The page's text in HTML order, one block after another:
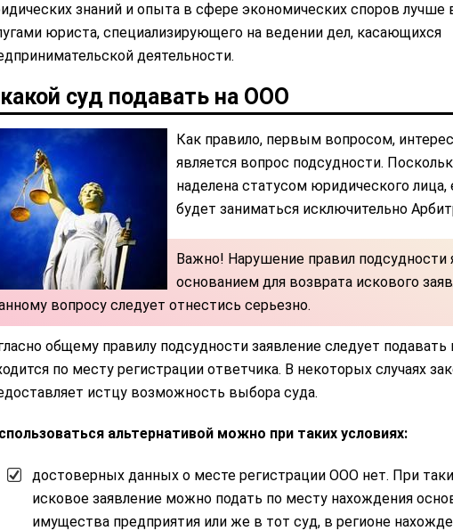
знаний и опыта в сфере экономических споров лучше
юриста, специализирующего на ведении дел, касающихся
деятельности.
суд подавать на ООО
Как правило, первым вопросом,
является вопрос подсудности.
наделена статусом юридического
будет заниматься исключительно
Важно! Нарушение правил подсудности
основанием для возврата искового
вопросу следует отнестись серьезно.
общему правилу подсудности заявление следует
по месту регистрации ответчика. В некоторых случаях
истцу возможность выбора суда.
альтернативой можно при таких условиях:
достоверных данных о месте регистрации ООО нет. При
исковое заявление можно подать по месту нахождения
имущества предприятия или же в тот суд, в регионе